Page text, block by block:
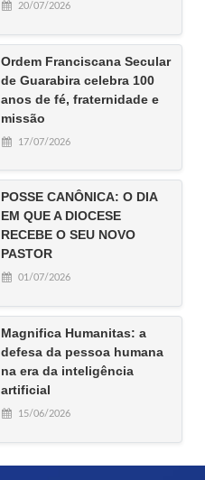
20/07/2026
Ordem Franciscana Secular
de Guarabira celebra 100
anos de fé, fraternidade e
missão
17/07/2026
POSSE CANÔNICA: O DIA
EM QUE A DIOCESE
RECEBE O SEU NOVO
PASTOR
01/07/2026
Magnifica Humanitas: a
defesa da pessoa humana
na era da inteligência
artificial
15/06/2026